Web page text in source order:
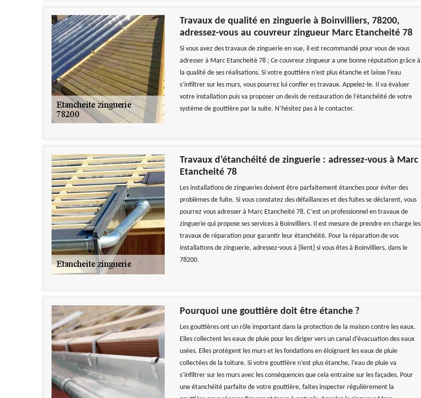
Travaux de qualité en zinguerie à Boinvilliers, 78200,
adressez-vous au couvreur zingueur Marc Etancheité 78
Si vous avez des travaux de zinguerie en vue, il est recommandé pour vous de vous
adresser à Marc Etancheité 78 ; Ce couvreur zingueur a une bonne réputation grâce à
la qualité de ses réalisations. Si votre gouttière n’est plus étanche et laisse l’eau
s’infiltrer sur les murs, vous pourrez lui confier es travaux. Appelez-le. Il va évaluer
votre installation puis va proposer un devis de restauration de l’étanchéité de votre
système de gouttière par la suite. N’hésitez pas à le contacter.
Travaux d’étanchéité de zinguerie : adressez-vous à Marc
Etancheité 78
Les installations de zingueries doivent être parfaitement étanches pour éviter des
problèmes de fuite. Si vous constatez des défaillances et des fuites se déclarent, vous
pourrez vous adresser à Marc Etancheité 78. C’est un professionnel en travaux de
zinguerie qui propose ses services à Boinvilliers. Il est mesure de prendre en charge les
travaux de réparation pour garantir leur étanchéité. Pour la réparation de vos
installations de zinguerie, adressez-vous à {lient} si vous êtes à Boinvilliers, dans le
78200.
Pourquoi une gouttière doit être étanche ?
Les gouttières ont un rôle important dans la protection de la maison contre les eaux.
Elles collectent les eaux de pluie pour les diriger vers un canal d’évacuation des eaux
usées. Elles protègent les murs et les fondations en éloignant les eaux de pluie
collectées de la toiture. Si votre gouttière n’est plus étanche, l’eau de pluie va
s’infiltrer sur les murs avec les conséquences que cela entraine sur les façades. Pour
une étanchéité parfaite de votre gouttière, faites inspecter régulièrement la